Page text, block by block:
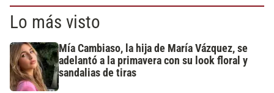
Lo más visto
Mía Cambiaso, la hija de María Vázquez, se
adelantó a la primavera con su look floral y
sandalias de tiras